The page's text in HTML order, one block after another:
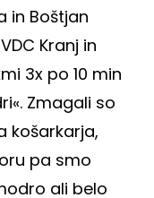
in Boštjan
Kranj in
3x po 10 min
Zmagali so
košarkarja,
pa smo
ali belo